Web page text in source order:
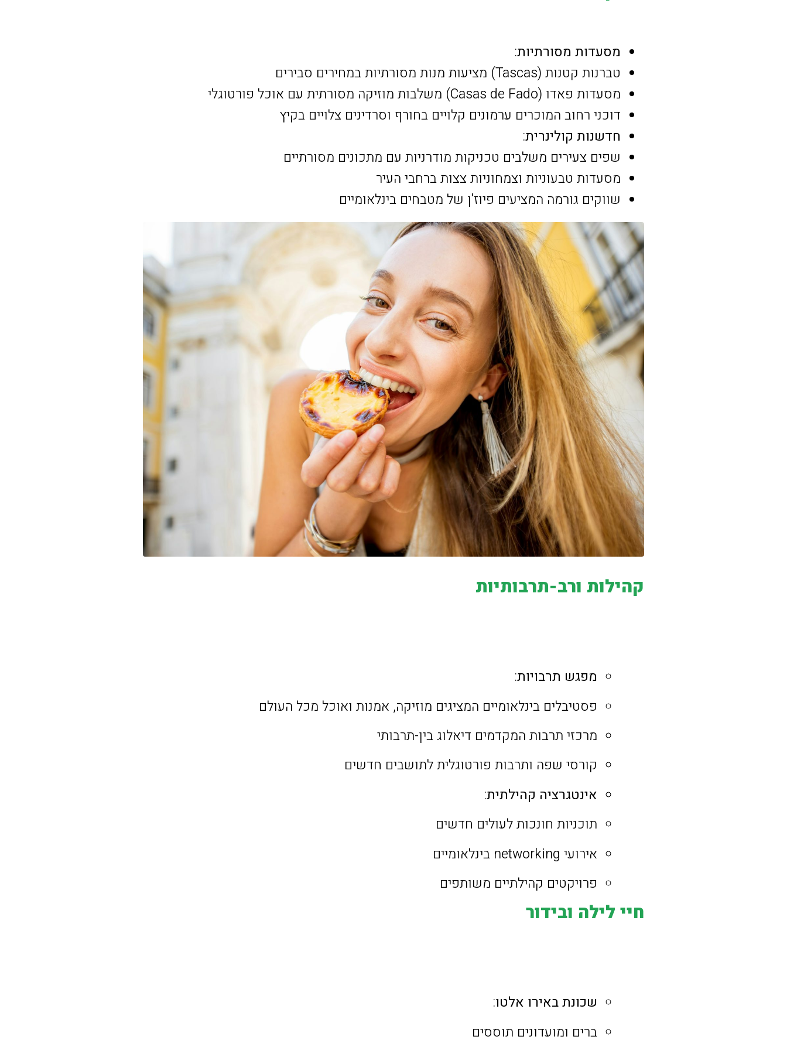
מסעדות מסורתיות:
טברנות קטנות (Tascas) מציעות מנות מסורתיות במחירים סבירים
מסעדות פאדו (Casas de Fado) משלבות מוזיקה מסורתית עם אוכל פורטוגלי
דוכני רחוב המוכרים ערמונים קלויים בחורף וסרדינים צלויים בקיץ
חדשנות קולינרית:
שפים צעירים משלבים טכניקות מודרניות עם מתכונים מסורתיים
מסעדות טבעוניות וצמחוניות צצות ברחבי העיר
שווקים גורמה המציעים פיוז'ן של מטבחים בינלאומיים
קהילות ורב-תרבותיות
מפגש תרבויות:
פסטיבלים בינלאומיים המציגים מוזיקה, אמנות ואוכל מכל העולם
מרכזי תרבות המקדמים דיאלוג בין-תרבותי
קורסי שפה ותרבות פורטוגלית לתושבים חדשים
אינטגרציה קהילתית:
תוכניות חונכות לעולים חדשים
אירועי networking בינלאומיים
פרויקטים קהילתיים משותפים
חיי לילה ובידור
שכונת באירו אלטו:
ברים ומועדונים תוססים